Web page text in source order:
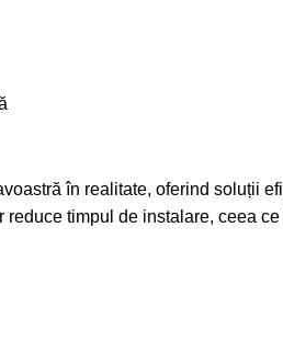
în realitate, oferind soluții
timpul de instalare, ceea